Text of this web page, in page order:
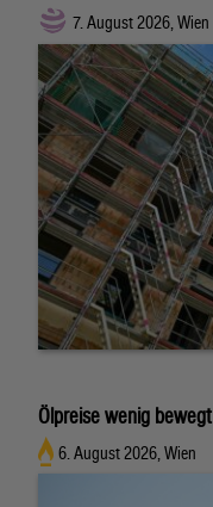
7. August 2026, Wien
Ölpreise wenig bewegt
6. August 2026, Wien